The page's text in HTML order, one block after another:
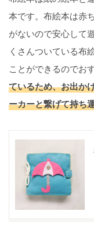
本です。布絵本は赤
がないので安心して
くさんついている布
ことができるのでお
ているため、お出か
ーカーと繋げて持ち